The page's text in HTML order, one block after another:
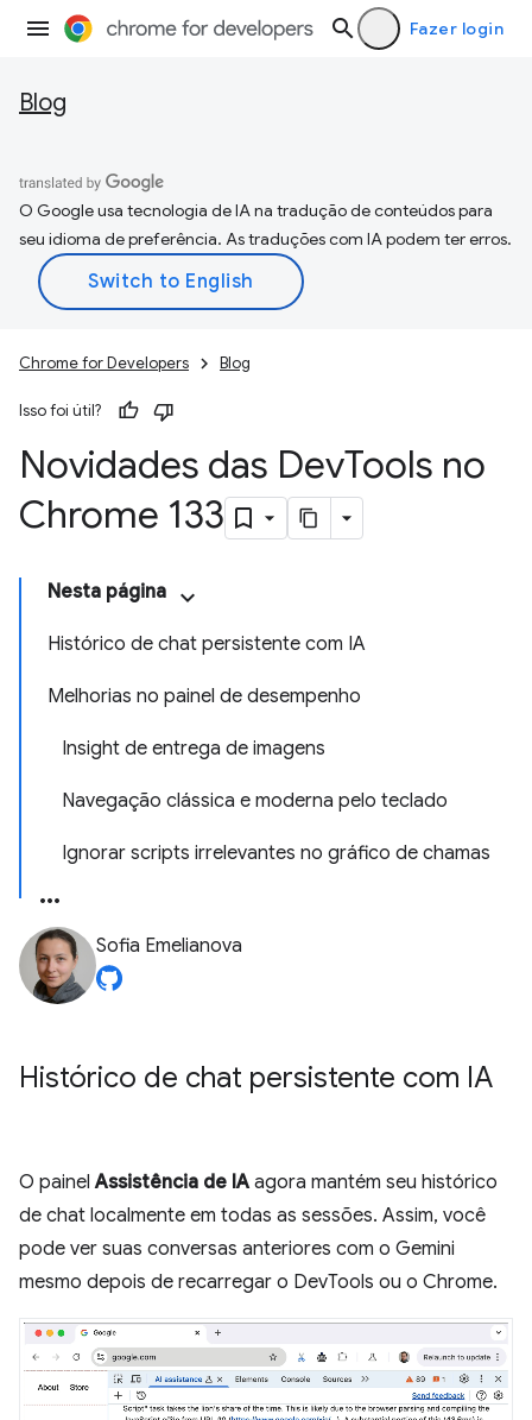
Fazer login
Blog
O Google usa tecnologia de IA na tradução de conteúdos para
seu idioma de preferência. As traduções com IA podem ter erros.
Chrome for Developers Blog
Isso foi útil?
Novidades das DevTools no
Chrome 133
Nesta página
Histórico de chat persistente com IA
Melhorias no painel de desempenho
Insight de entrega de imagens
Navegação clássica e moderna pelo teclado
Ignorar scripts irrelevantes no gráfico de chamas
Sofia Emelianova
Histórico de chat persistente com IA
O painelAssistência de IA agora mantém seu histórico
de chat localmente em todas as sessões. Assim, você
pode ver suas conversas anteriores com o Gemini
mesmo depois de recarregar o DevTools ou o Chrome.